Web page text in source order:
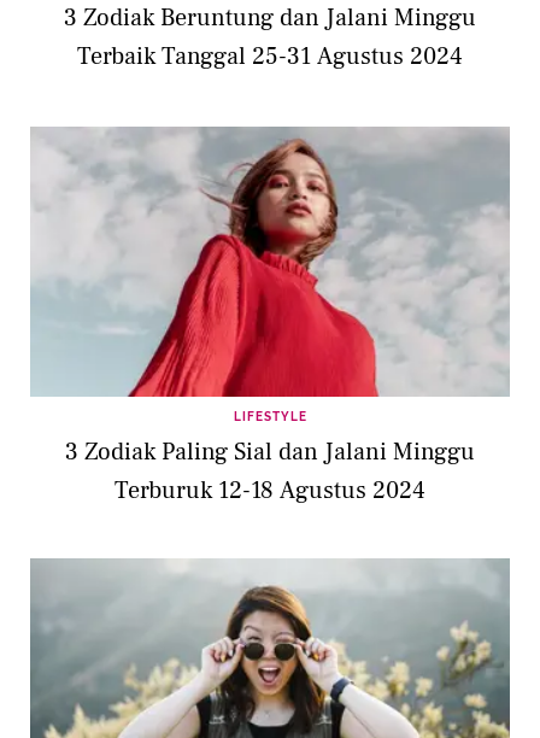
3 Zodiak Beruntung dan Jalani Minggu
Terbaik Tanggal 25-31 Agustus 2024
LIFESTYLE
3 Zodiak Paling Sial dan Jalani Minggu
Terburuk 12-18 Agustus 2024